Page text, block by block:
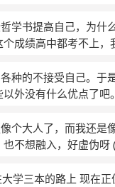
活着有时候真的很好！
学书提高自己，为
成绩高中都考不上
种的不接受自己。
外没有什么优点了
每当我学会了什么
才能松口劲，以前
个大人了，而我还
不想融入，好虚伪呀
学三本的路上 现在